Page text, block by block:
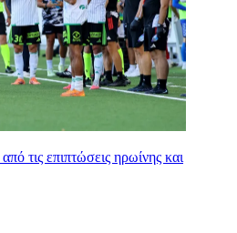
τις επιπτώσεις ηρωίνης και